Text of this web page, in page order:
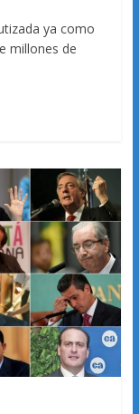
ya como
millones de